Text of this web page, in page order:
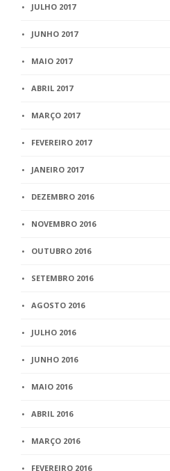
JULHO 2017
JUNHO 2017
MAIO 2017
ABRIL 2017
MARÇO 2017
FEVEREIRO 2017
JANEIRO 2017
DEZEMBRO 2016
NOVEMBRO 2016
OUTUBRO 2016
SETEMBRO 2016
AGOSTO 2016
JULHO 2016
JUNHO 2016
MAIO 2016
ABRIL 2016
MARÇO 2016
FEVEREIRO 2016